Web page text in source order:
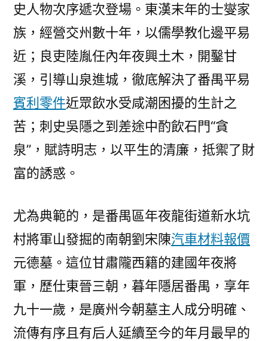
史人物次序遞次登場。東漢末年的士燮家
族，經營交州數十年，以儒學教化邊平易
近；良吏陸胤任內年夜興土木，開鑿甘
溪，引導山泉進城，徹底解決了番禺平易
賓利零件近眾飲水受咸潮困擾的生計之
苦；刺史吳隱之到差途中酌飲石門“貪
泉”，賦詩明志，以平生的清廉，抵禦了財
富的誘惑。
尤為典範的，是番禺區年夜龍街道新水坑
村將軍山發掘的南朝劉宋陳汽車材料報價
元德墓。這位甘肅隴西籍的建國年夜將
軍，歷仕東晉三朝，暮年隱居番禺，享年
九十一歲，是廣州今朝墓主人成分明確、
流傳有序且有后人延續至今的年月最早的